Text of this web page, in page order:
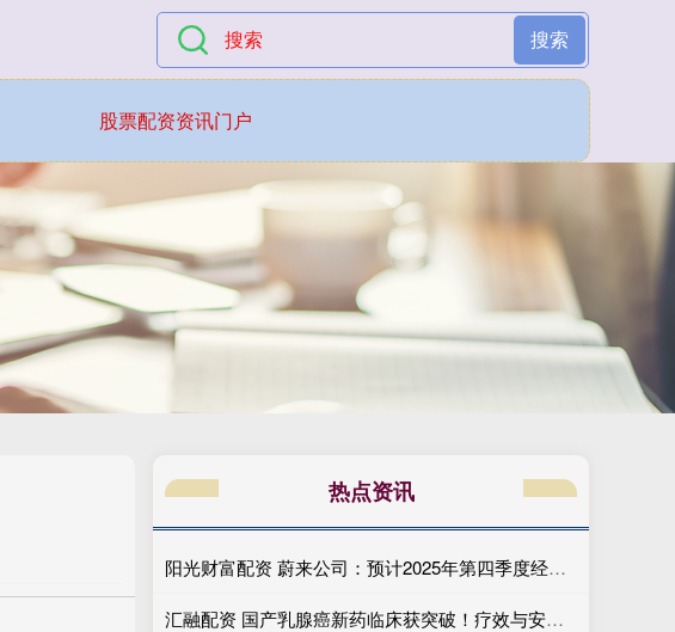
搜索
股票配资资讯门户
热点资讯
阳光财富配资 蔚来公司：预计2025年第四季度经调整经营利润为7亿元-12亿元
汇融配资 国产乳腺癌新药临床获突破！疗效与安全性表现优异